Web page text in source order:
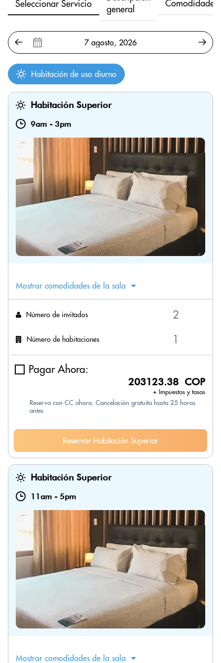
Seleccionar Servicio
general
Comodidades
Habitación de uso diurno
Habitación Superior
9am - 3pm
Mostrar comodidades de la sala
Número de invitados
Número de habitaciones
Pagar Ahora:
203123.38 COP
+ Impuestos y tasas
Reserva con CC ahora. Cancelación gratuita hasta 25 horas
antes
Reservar Habitación Superior
Habitación Superior
11am - 5pm
Mostrar comodidades de la sala